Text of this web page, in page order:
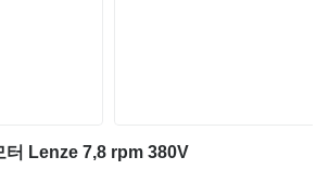
터 Lenze 7,8 rpm 380V